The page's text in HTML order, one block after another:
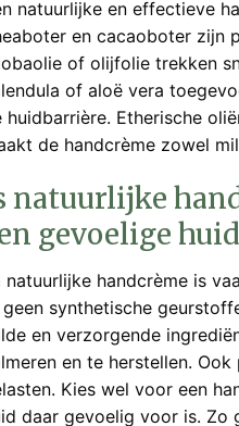
natuurlijke en effectieve
en cacaoboter zijn
of olijfolie trekken
of aloë vera
huidbarrière. Etherische
de handcrème zowel
natuurlijke
gevoelige
natuurlijke handcrème is
synthetische
en verzorgende
en te herstellen.
Kies wel voor een
daar gevoelig voor is. Zo